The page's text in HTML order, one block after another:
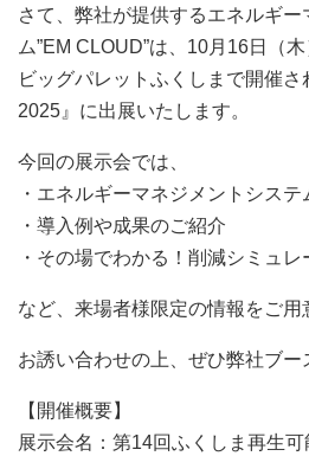
さて、弊社が提供するエネルギ
ム”EM CLOUD”は、10月16日（
ビッグパレットふくしまで開催さ
2025』に出展いたします。
今回の展示会では、
・エネルギーマネジメントシステ
・導入例や成果のご紹介
・その場でわかる！削減シミュレ
など、来場者様限定の情報をご用
お誘い合わせの上、ぜひ弊社ブー
【開催概要】
展示会名：第14回ふくしま再生